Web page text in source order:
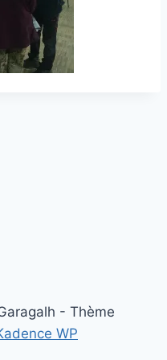
- Thème
WP